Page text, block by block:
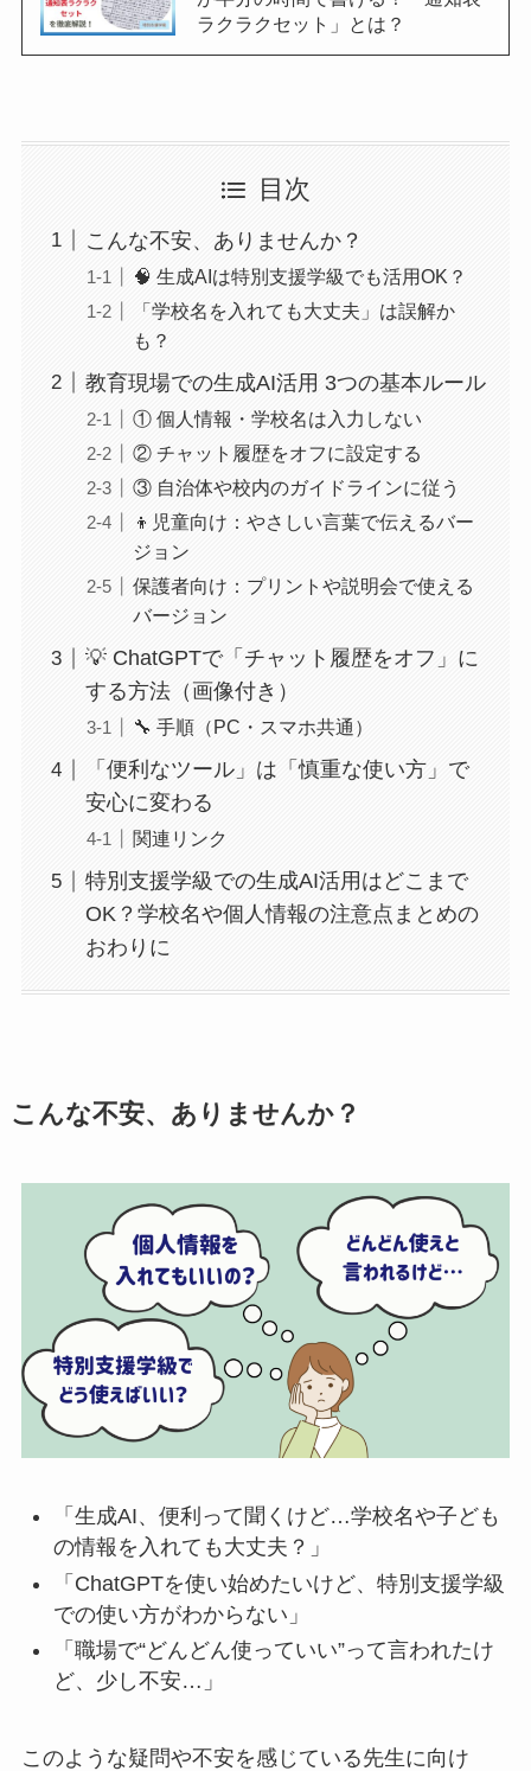
ラクラクセット」とは？
目次
こんな不安、ありませんか？
🧠 生成AIは特別支援学級でも活用OK？
「学校名を入れても大丈夫」は誤解か
も？
教育現場での生成AI活用 3つの基本ルール
① 個人情報・学校名は入力しない
② チャット履歴をオフに設定する
③ 自治体や校内のガイドラインに従う
👦児童向け：やさしい言葉で伝えるバー
ジョン
保護者向け：プリントや説明会で使える
バージョン
💡 ChatGPTで「チャット履歴をオフ」に
する方法（画像付き）
🔧 手順（PC・スマホ共通）
「便利なツール」は「慎重な使い方」で
安心に変わる
関連リンク
特別支援学級での生成AI活用はどこまで
OK？学校名や個人情報の注意点まとめの
おわりに
こんな不安、ありませんか？
「生成AI、便利って聞くけど…学校名や子ども
の情報を入れても大丈夫？」
「ChatGPTを使い始めたいけど、特別支援学級
での使い方がわからない」
「職場で“どんどん使っていい”って言われたけ
ど、少し不安…」
このような疑問や不安を感じている先生に向け